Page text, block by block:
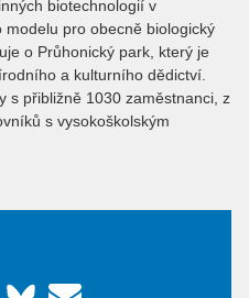
biotechnologií v
pro obecně biologický
o Průhonický park, který je
a kulturního dědictví.
s přibližně 1030 zaměstnanci, z
s vysokoškolským